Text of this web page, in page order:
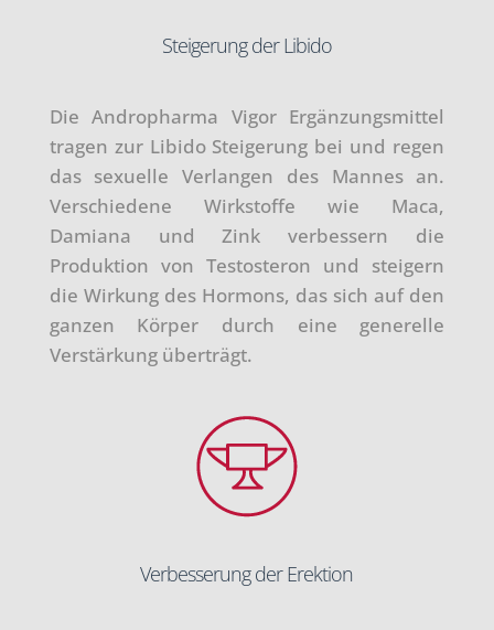
Steigerung der Libido
Die Andropharma Vigor Ergänzungsmittel
tragen zur Libido Steigerung bei und regen
das sexuelle Verlangen des Mannes an.
Verschiedene Wirkstoffe wie Maca,
Damiana und Zink verbessern die
Produktion von Testosteron und steigern
die Wirkung des Hormons, das sich auf den
ganzen Körper durch eine generelle
Verstärkung überträgt.
Verbesserung der Erektion